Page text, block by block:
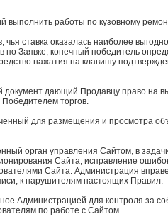
работы по кузовному
чья ставка оказалась наиболее
по Заявке, конечный победитель
нажатия на клавишу
документ дающий Продавцу право на
торгов.
для размещения и просмотра
орган управления Сайтом, в
Сайта, исправление
Сайта. Администрация
к нарушителям настоящих Правил.
Администрацией для контроля за
по работе с Сайтом.